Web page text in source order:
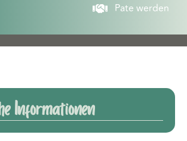
Pate werden
Informationen